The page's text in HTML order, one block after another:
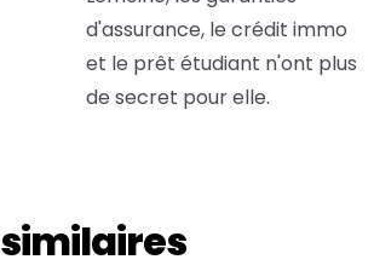
d'assurance, le crédit immo
et le prêt étudiant n'ont plus
de secret pour elle.